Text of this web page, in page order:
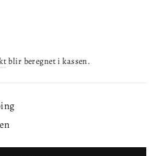
blir beregnet i kassen.